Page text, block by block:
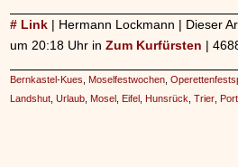
# Link | Hermann Lockmann | Dieser
um 20:18 Uhr in Zum Kurfürsten |
Bernkastel-Kues Moselfestwochen
Landshut Urlaub Mosel Eifel Hunsrück Trier